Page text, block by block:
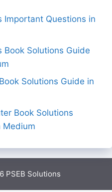
Important Questions in
Book Solutions Guide
Solutions Guide in
Book Solutions
Medium
PSEB Solutions